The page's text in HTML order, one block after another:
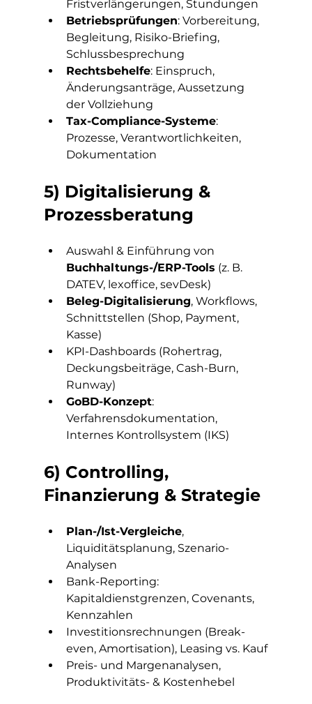
Fristverlängerungen, Stundungen
Betriebsprüfungen: Vorbereitung,
Begleitung, Risiko-Briefing,
Schlussbesprechung
Rechtsbehelfe: Einspruch,
Änderungsanträge, Aussetzung
der Vollziehung
Tax-Compliance-Systeme:
Prozesse, Verantwortlichkeiten,
Dokumentation
5) Digitalisierung &
Prozessberatung
Auswahl & Einführung von
Buchhaltungs-/ERP-Tools (z. B.
DATEV, lexoffice, sevDesk)
Beleg-Digitalisierung, Workflows,
Schnittstellen (Shop, Payment,
Kasse)
KPI-Dashboards (Rohertrag,
Deckungsbeiträge, Cash-Burn,
Runway)
GoBD-Konzept:
Verfahrensdokumentation,
Internes Kontrollsystem (IKS)
6) Controlling,
Finanzierung & Strategie
Plan-/Ist-Vergleiche,
Liquiditätsplanung, Szenario-
Analysen
Bank-Reporting:
Kapitaldienstgrenzen, Covenants,
Kennzahlen
Investitionsrechnungen (Break-
even, Amortisation), Leasing vs. Kauf
Preis- und Margenanalysen,
Produktivitäts- & Kostenhebel